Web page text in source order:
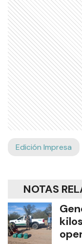
Edición Impresa
NOTAS